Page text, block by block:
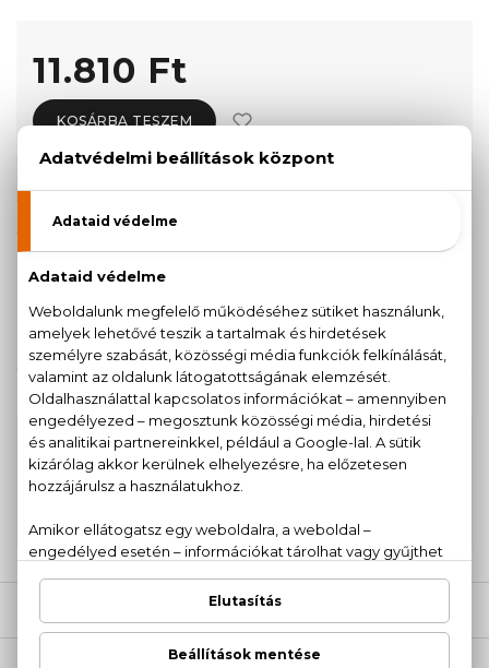
11.810 Ft
KOSÁRBA TESZEM
KAPCSOLÓDÓ TERMÉKEK
100% eredeti termékek,14 napos visszaküldési
garanciával
Kérdésed van, elakadtál? Hívd ügyfélszolgálatunkat: